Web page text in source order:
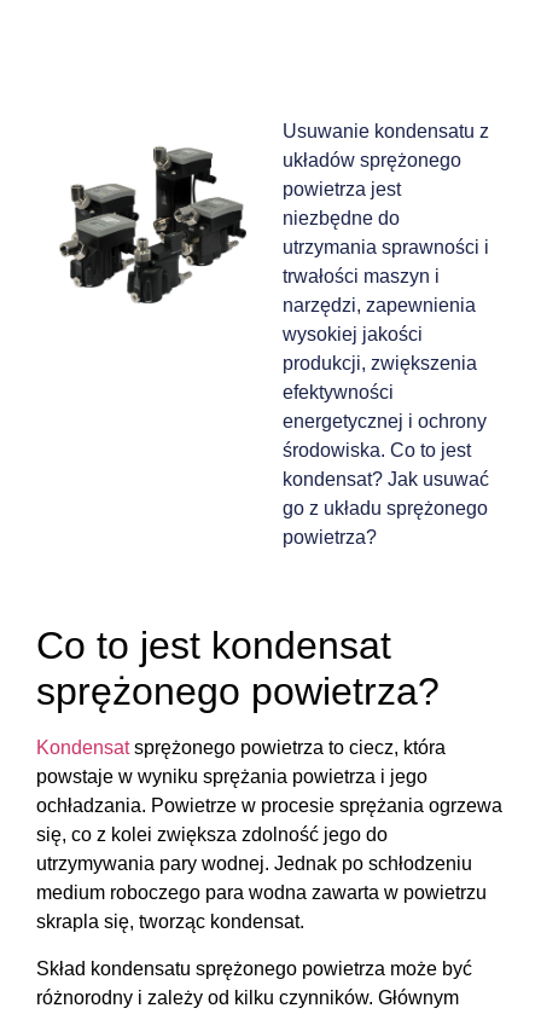
Usuwanie kondensatu z
układów sprężonego
powietrza jest
niezbędne do
utrzymania sprawności i
trwałości maszyn i
narzędzi, zapewnienia
wysokiej jakości
produkcji, zwiększenia
efektywności
energetycznej i ochrony
środowiska. Co to jest
kondensat? Jak usuwać
go z układu sprężonego
powietrza?
Co to jest kondensat
sprężonego powietrza?
Kondensatsprężonego powietrza to ciecz, która
powstaje w wyniku sprężania powietrza i jego
ochładzania. Powietrze w procesie sprężania ogrzewa
się, co z kolei zwiększa zdolność jego do
utrzymywania pary wodnej. Jednak po schłodzeniu
medium roboczego para wodna zawarta w powietrzu
skrapla się, tworząc kondensat.
Skład kondensatu sprężonego powietrza może być
różnorodny i zależy od kilku czynników. Głównym